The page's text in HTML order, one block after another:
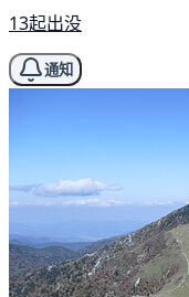
13起出没
通知